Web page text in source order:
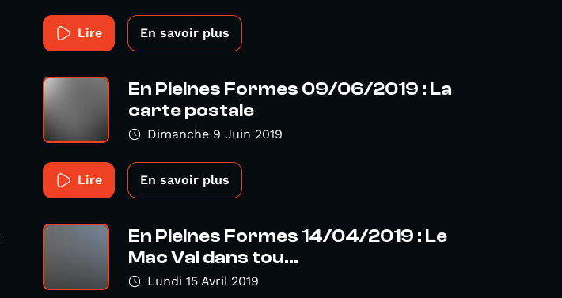
Lire En savoir plus
En Pleines Formes 09/06/2019 : La
carte postale
Dimanche 9 Juin 2019
Lire En savoir plus
En Pleines Formes 14/04/2019 : Le
Mac Val dans tou...
Lundi 15 Avril 2019